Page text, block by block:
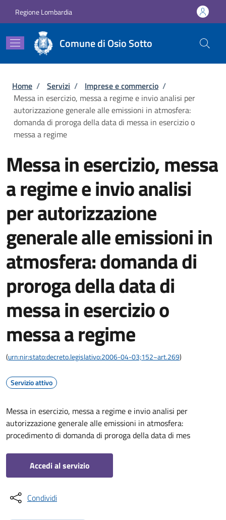
Regione Lombardia
Comune di Osio Sotto
Briciole di pane
Home / Servizi / Imprese e commercio /
Messa in esercizio, messa a regime e invio analisi per
autorizzazione generale alle emissioni in atmosfera:
domanda di proroga della data di messa in esercizio o
messa a regime
Messa in esercizio, messa
a regime e invio analisi
per autorizzazione
generale alle emissioni in
atmosfera: domanda di
proroga della data di
messa in esercizio o
messa a regime
(urn:nir:stato:decreto.legislativo:2006-04-03;152~art.269)
Servizio attivo
Messa in esercizio, messa a regime e invio analisi per
autorizzazione generale alle emissioni in atmosfera:
procedimento di domanda di proroga della data di mes
Accedi al servizio
Condividi